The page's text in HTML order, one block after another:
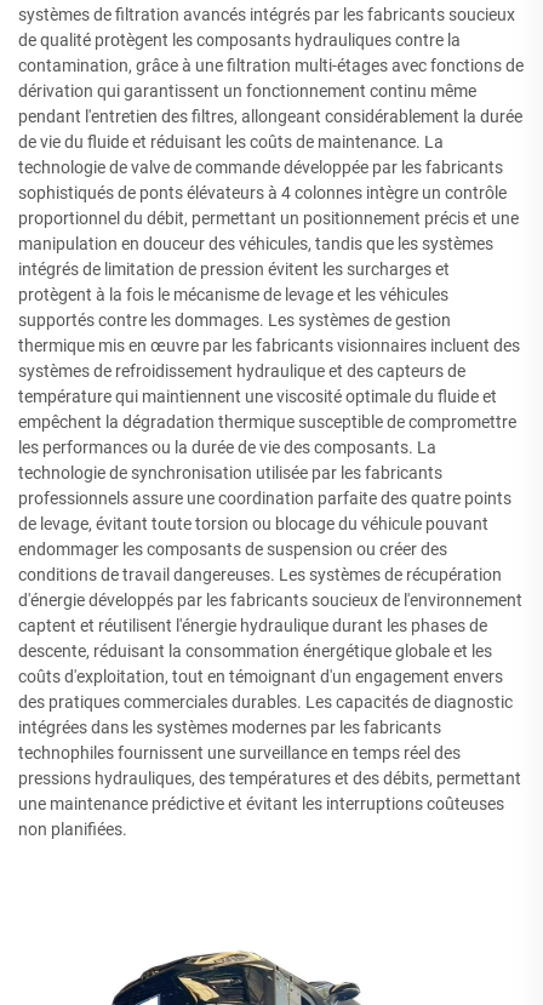
systèmes de filtration avancés intégrés par les fabricants soucieux
de qualité protègent les composants hydrauliques contre la
contamination, grâce à une filtration multi-étages avec fonctions de
dérivation qui garantissent un fonctionnement continu même
pendant l'entretien des filtres, allongeant considérablement la durée
de vie du fluide et réduisant les coûts de maintenance. La
technologie de valve de commande développée par les fabricants
sophistiqués de ponts élévateurs à 4 colonnes intègre un contrôle
proportionnel du débit, permettant un positionnement précis et une
manipulation en douceur des véhicules, tandis que les systèmes
intégrés de limitation de pression évitent les surcharges et
protègent à la fois le mécanisme de levage et les véhicules
supportés contre les dommages. Les systèmes de gestion
thermique mis en œuvre par les fabricants visionnaires incluent des
systèmes de refroidissement hydraulique et des capteurs de
température qui maintiennent une viscosité optimale du fluide et
empêchent la dégradation thermique susceptible de compromettre
les performances ou la durée de vie des composants. La
technologie de synchronisation utilisée par les fabricants
professionnels assure une coordination parfaite des quatre points
de levage, évitant toute torsion ou blocage du véhicule pouvant
endommager les composants de suspension ou créer des
conditions de travail dangereuses. Les systèmes de récupération
d'énergie développés par les fabricants soucieux de l'environnement
captent et réutilisent l'énergie hydraulique durant les phases de
descente, réduisant la consommation énergétique globale et les
coûts d'exploitation, tout en témoignant d'un engagement envers
des pratiques commerciales durables. Les capacités de diagnostic
intégrées dans les systèmes modernes par les fabricants
technophiles fournissent une surveillance en temps réel des
pressions hydrauliques, des températures et des débits, permettant
une maintenance prédictive et évitant les interruptions coûteuses
non planifiées.